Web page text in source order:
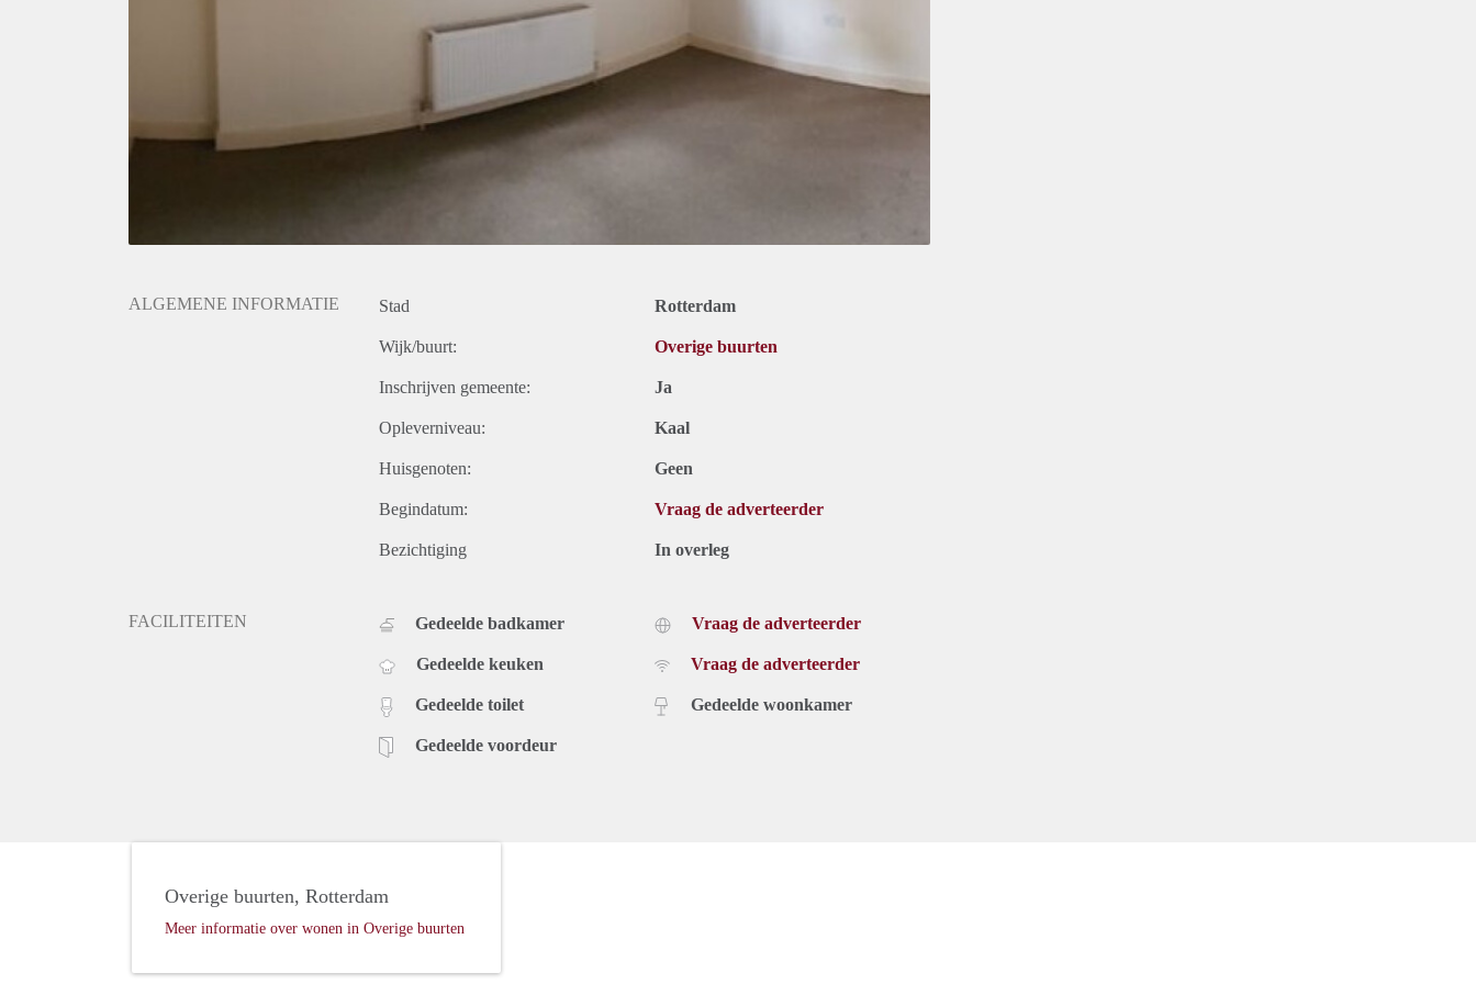
ALGEMENE INFORMATIE Stad Rotterdam
Wijk/buurt: Overige buurten
Inschrijven gemeente: Ja
Opleverniveau: Kaal
Huisgenoten: Geen
Begindatum: Vraag de adverteerder
Bezichtiging In overleg
FACILITEITEN Gedeelde badkamer
Gedeelde keuken
Gedeelde toilet
Gedeelde voordeur
Vraag de adverteerder
Vraag de adverteerder
Gedeelde woonkamer
Overige buurten, Rotterdam
Meer informatie over wonen in Overige buurten